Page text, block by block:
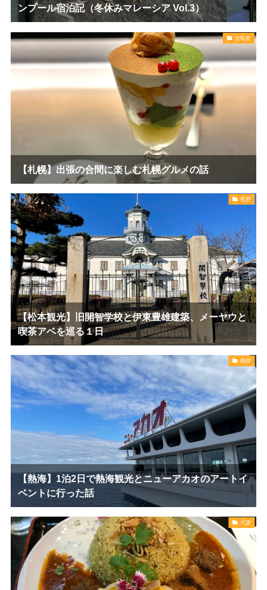
ンプール宿泊記（冬休みマレーシア Vol.3）
北海道
【札幌】出張の合間に楽しむ札幌グルメの話
長野
【松本観光】旧開智学校と伊東豊雄建築、メーヤウと
喫茶アベを巡る１日
静岡
【熱海】1泊2日で熱海観光とニューアカオのアートイ
ベントに行った話
大阪